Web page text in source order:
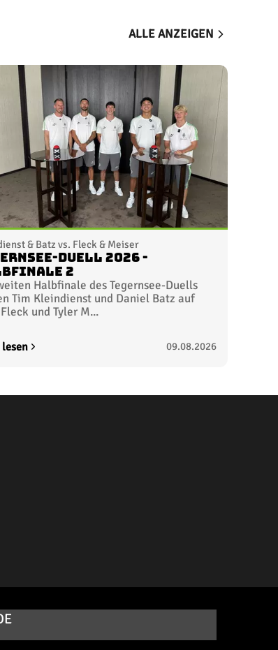
ALLE ANZEIGEN
& Batz vs. Fleck & Meiser
Duell 2026 -
2
Halbfinale des Tegernsee-Duells
Tim Kleindienst und Daniel Batz auf
und Tyler M...
09.08.2026